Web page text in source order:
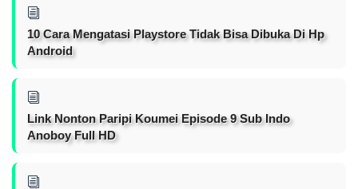
10 Cara Mengatasi Playstore Tidak Bisa Dibuka Di Hp
Android
Link Nonton Paripi Koumei Episode 9 Sub Indo
Anoboy Full HD